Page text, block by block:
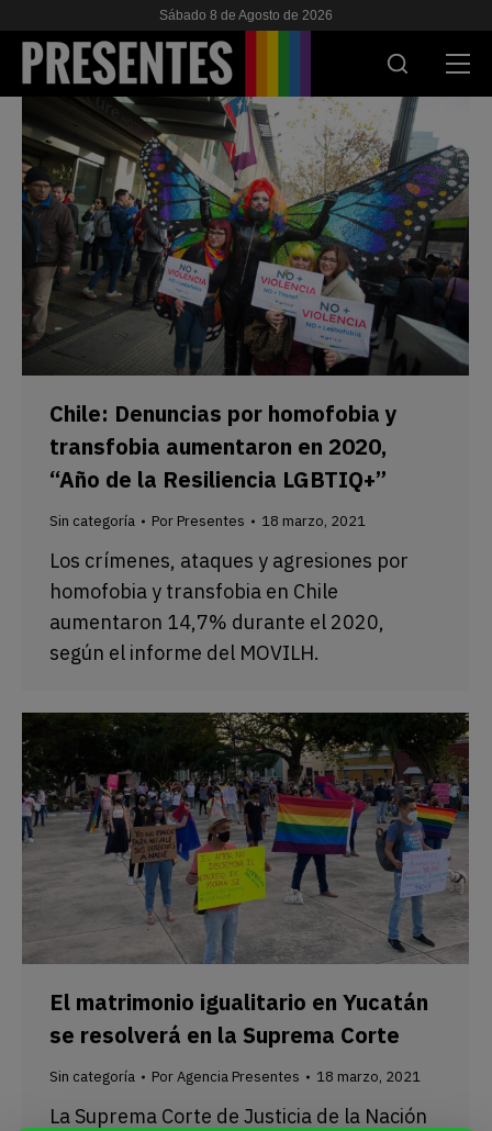
Sábado 8 de Agosto de 2026
ACTUALIDAD
INVESTIGACIONES
VIH & SIDA
ESCUELA
NOSOTRES
APOYANOS
ES EN
Chile: Denuncias por homofobia y
transfobia aumentaron en 2020,
“Año de la Resiliencia LGBTIQ+”
Sin categoría Por Presentes 18 marzo, 2021
Los crímenes, ataques y agresiones por
homofobia y transfobia en Chile
aumentaron 14,7% durante el 2020,
según el informe del MOVILH.
El matrimonio igualitario en Yucatán
se resolverá en la Suprema Corte
Sin categoría PorAgencia Presentes 18 marzo, 2021
La Suprema Corte de Justicia de la Nación